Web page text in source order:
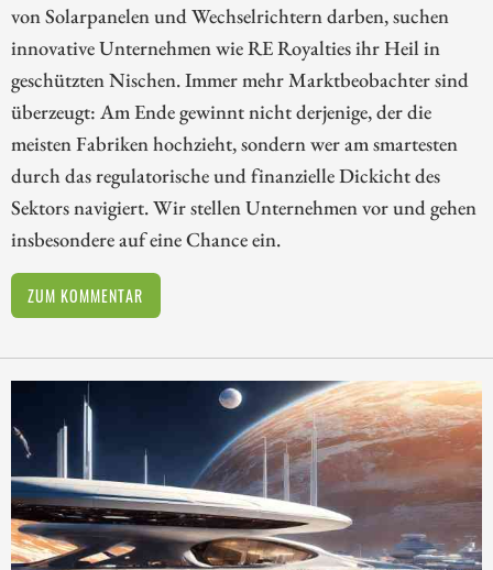
von Solarpanelen und Wechselrichtern darben, suchen
innovative Unternehmen wie RE Royalties ihr Heil in
geschützten Nischen. Immer mehr Marktbeobachter sind
überzeugt: Am Ende gewinnt nicht derjenige, der die
meisten Fabriken hochzieht, sondern wer am smartesten
durch das regulatorische und finanzielle Dickicht des
Sektors navigiert. Wir stellen Unternehmen vor und gehen
insbesondere auf eine Chance ein.
ZUM KOMMENTAR